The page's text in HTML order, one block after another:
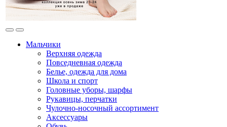
Мальчики
Верхняя одежда
Повседневная одежда
Белье, одежда для дома
Школа и спорт
Головные уборы, шарфы
Рукавицы, перчатки
Чулочно-носочный ассортимент
Аксессуары